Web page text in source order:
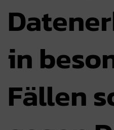
in
Fällen